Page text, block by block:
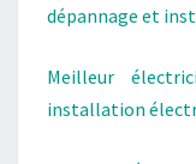
dépannage et
Meilleur
installation